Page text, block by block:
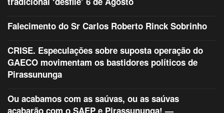
Falecimento do Sr Carlos Roberto Rinck Sobrinho
CRISE. Especulações sobre suposta operação do
GAECO movimentam os bastidores políticos de
Pirassununga
Ou acabamos com as saúvas, ou as saúvas
acabarão com o SAEP e Pirassununga! —